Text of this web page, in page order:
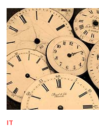
WINDOWS-
DRUCKER-
SERVER
DRUCKEN
IT